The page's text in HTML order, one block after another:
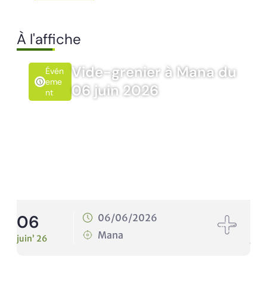
À l'affiche
Évén
Eme
Nt
Vide-grenier à Mana du
06 juin 2026
06
juin’ 26
06/06/2026
Mana